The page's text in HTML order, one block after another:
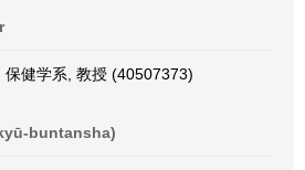
保健学系, 教授 (40507373)
buntansha)